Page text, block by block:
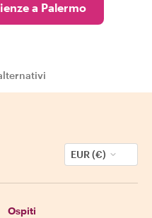
a Palermo
EUR (€)
Ospiti